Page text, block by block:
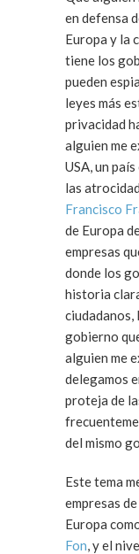
en defensa
Europa y la
tiene los
pueden
leyes más
privacidad
alguien me
USA, un
las
Francisco
de Europa
empresas
donde los
historia
ciudadanos,
gobierno que en
alguien me
delegamos
proteja de
del mismo
Este tema
empresas
Europa
Fon, y el nivel de colaboración que las